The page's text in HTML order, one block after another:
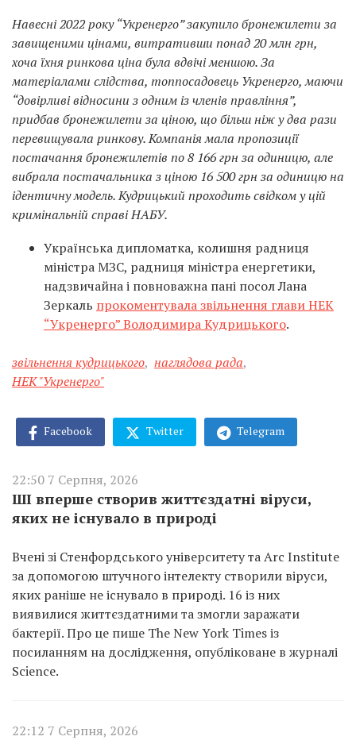
Навесні 2022 року “Укренерго” закупило бронежилети за
завищеними цінами, витративши понад 20 млн грн,
хоча їхня ринкова ціна була вдвічі меншою. За
матеріалами слідства, топпосадовець Укренерго, маючи
“довірливі відносини з одним із членів правління”,
придбав бронежилети за ціною, що більш ніж у два рази
перевищувала ринкову. Компанія мала пропозиції
постачання бронежилетів по 8 166 грн за одиницю, але
вибрала постачальника з ціною 16 500 грн за одиницю на
ідентичну модель. Кудрицький проходить свідком у цій
кримінальній справі НАБУ.
Українська дипломатка, колишня радниця
міністра МЗС, радниця міністра енергетики,
надзвичайна і повноважна пані посол Лана
Зеркаль прокоментувала звільнення глави НЕК
“Укренерго” Володимира Кудрицького.
звільнення кудрицького, наглядова рада,
НЕК "Укренерго"
Facebook Twitter Telegram
22:50 7 Серпня, 2026
ШІ вперше створив життєздатні віруси,
яких не існувало в природі
Вчені зі Стенфордського університету та Arc Institute
за допомогою штучного інтелекту створили віруси,
яких раніше не існувало в природі. 16 із них
виявилися життєздатними та змогли заражати
бактерії. Про це пише The New York Times із
посиланням на дослідження, опубліковане в журналі
Science.
22:12 7 Серпня, 2026